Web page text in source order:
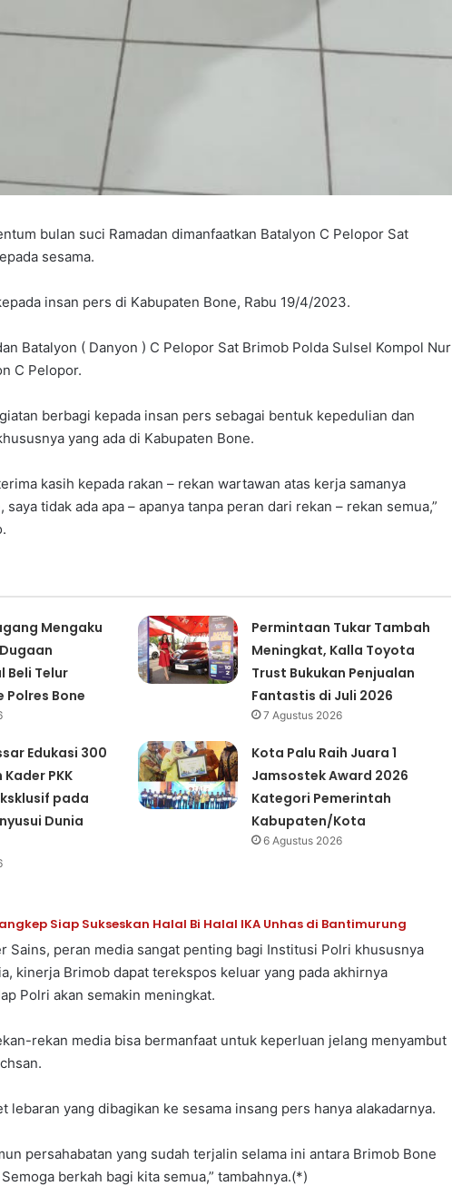
bulan suci Ramadan dimanfaatkan Batalyon C Pelopor Sat
sesama.
insan pers di Kabupaten Bone, Rabu 19/4/2023.
Batalyon ( Danyon ) C Pelopor Sat Brimob Polda Sulsel Kompol Nur
C Pelopor.
berbagi kepada insan pers sebagai bentuk kepedulian dan
yang ada di Kabupaten Bone.
kasih kepada rakan – rekan wartawan atas kerja samanya
tidak ada apa – apanya tanpa peran dari rekan – rekan semua,”
Mengaku
Beli Telur
Polres Bone
Permintaan Tukar Tambah
Meningkat, Kalla Toyota
Trust Bukukan Penjualan
Fantastis di Juli 2026
7 Agustus 2026
Edukasi 300
PKK
pada
Dunia
Kota Palu Raih Juara 1
Jamsostek Award 2026
Kategori Pemerintah
Kabupaten/Kota
6 Agustus 2026
Siap Sukseskan Halal Bi Halal IKA Unhas di Bantimurung
Sains, peran media sangat penting bagi Institusi Polri khususnya
kinerja Brimob dapat terekspos keluar yang pada akhirnya
Polri akan semakin meningkat.
rekan media bisa bermanfaat untuk keperluan jelang menyambut
lebaran yang dibagikan ke sesama insang pers hanya alakadarnya.
persahabatan yang sudah terjalin selama ini antara Brimob Bone
berkah bagi kita semua,” tambahnya.(*)